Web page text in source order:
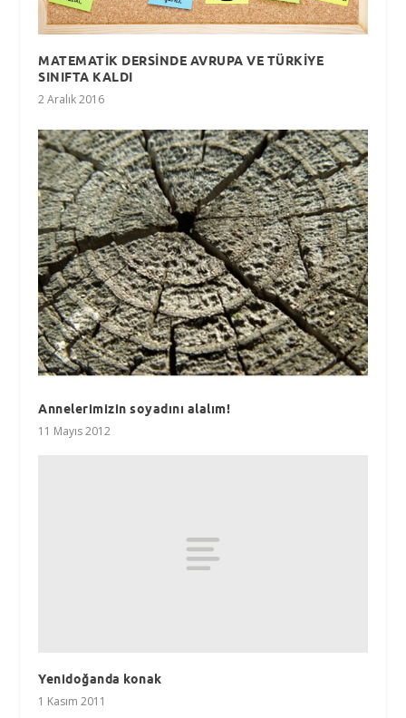
MATEMATİK DERSİNDE AVRUPA VE TÜRKİYE
SINIFTA KALDI
2 Aralık 2016
Annelerimizin soyadını alalım!
11 Mayıs 2012
Yenidoğanda konak
1 Kasım 2011